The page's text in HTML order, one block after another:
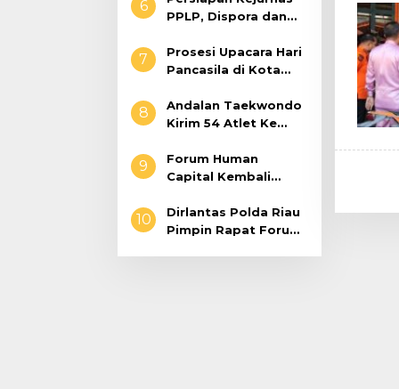
0313/KPR Tahun
6
PPLP, Dispora dan
Kelayakan Rumput
Lapangan Sepakbola
7
Prosesi Upacara Hari
Pancasila di Kota
Khidmat Walau
Dalam Ruangan
8
Andalan Taekwondo
Kirim 54 Atlet Ke
CUP VI Tahun 2023
9
Forum Human
Capital Kembali
Unilak
10
Dirlantas Polda Riau
Pimpin Rapat Forum